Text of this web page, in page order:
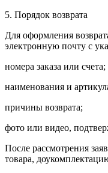
5. Порядок возврата
Для оформления
электронную почту с
номера заказа или счета;
наименования и
причины возврата;
фото или видео,
После рассмотрения
товара,